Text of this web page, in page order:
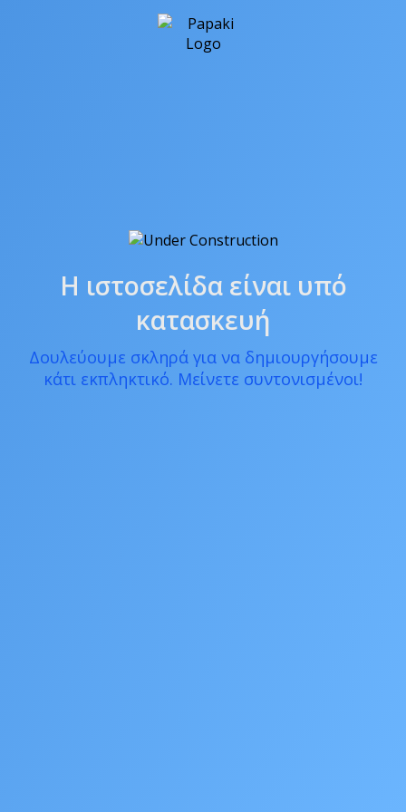
Η ιστοσελίδα είναι υπό
κατασκευή
Δουλεύουμε σκληρά για να δημιουργήσουμε
κάτι εκπληκτικό. Μείνετε συντονισμένοι!